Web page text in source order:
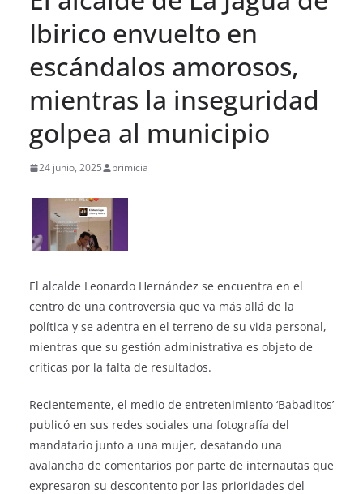
Ibirico envuelto en
escándalos amorosos,
mientras la inseguridad
golpea al municipio
24 junio, 2025 primicia
El alcalde Leonardo Hernández se encuentra en el
centro de una controversia que va más allá de la
política y se adentra en el terreno de su vida personal,
mientras que su gestión administrativa es objeto de
críticas por la falta de resultados.
Recientemente, el medio de entretenimiento ‘Babaditos’
publicó en sus redes sociales una fotografía del
mandatario junto a una mujer, desatando una
avalancha de comentarios por parte de internautas que
expresaron su descontento por las prioridades del